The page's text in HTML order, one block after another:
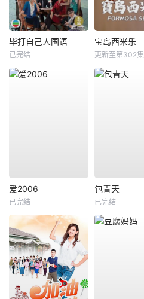
毕打自己人国语
已完结
宝岛西米乐
更新至第302集
爱2006
已完结
包青天
已完结